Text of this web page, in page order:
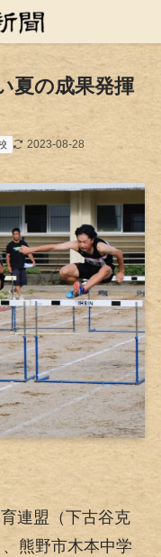
夏の成果発揮
2023-08-28
連盟（下古谷克
熊野市木本中学